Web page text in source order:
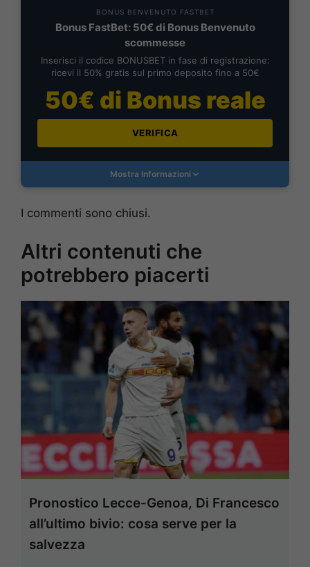
BONUS BENVENUTO FASTBET
Bonus FastBet: 50€ di Bonus Benvenuto
scommesse
Inserisci il codice BONUSBET in fase di registrazione:
ricevi il 50% gratis sul primo deposito fino a 50€
50€ di Bonus reale
VERIFICA
Mostra Informazioni
I commenti sono chiusi.
Altri contenuti che
potrebbero piacerti
Pronostico Lecce-Genoa, Di Francesco
all’ultimo bivio: cosa serve per la
salvezza